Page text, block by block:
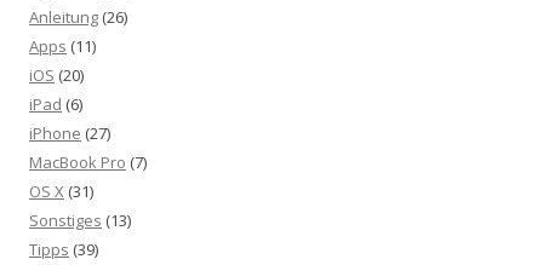
Anleitung (26)
Apps (11)
iOS (20)
iPad (6)
iPhone (27)
MacBook Pro (7)
OS X (31)
Sonstiges (13)
Tipps (39)